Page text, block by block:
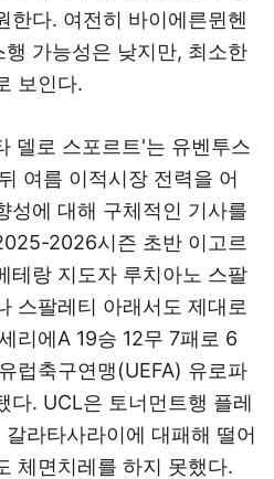
한다. 여전히 바이에른뮌헨
가능성은 낮지만, 최소한
보인다.
델로 스포르트'는 유벤투스
여름 이적시장 전력을 어
성에 대해 구체적인 기사를
2026시즌 초반 이고르
테랑 지도자 루치아노 스팔
스팔레티 아래서도 제대로
리에A 19승 12무 7패로 6
럽축구연맹(UEFA) 유로파
다. UCL은 토너먼트행 플레
라타사라이에 대패해 떨어
체면치레를 하지 못했다.